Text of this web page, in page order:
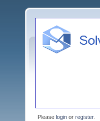
Please login or register.